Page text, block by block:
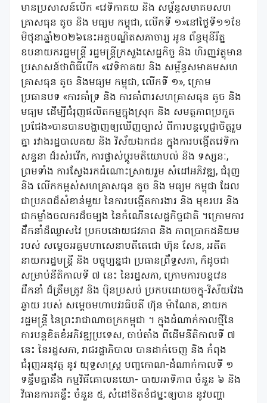
មានប្រសាសន៍បើក «វេទិកាគយ និង សម្ព័ន្ធសមាគមសហ
គ្រាសធុន តូច និង មធ្យម កម្ពុជា, លើកទី ១»នៅថ្ងៃទី១១ខែ
មិថុនាឆ្នាំ២០២៦នេះអគ្គបណ្ឌិតសភាចារ្យ អូន ព័ន្ធមុនីរ័ត្ន
ឧបនាយករដ្ឋមន្ត្រី រដ្ឋមន្ត្រីក្រសួងសេដ្ឋកិច្ច និង ហិរញ្ញវត្ថុមាន
ប្រសាសន៍ថាពិធីបើក «វេទិកាគយ និង សម្ព័ន្ធសមាគមសហ
គ្រាសធុន តូច និងមធ្យម កម្ពុជា, លើកទី ១», ក្រោម
ប្រធានបទ «ការគាំទ្រ និង ការគាំពារសហគ្រាសធុន តូច និង
មធ្យម ដើម្បីជំរុញផលិតកម្មក្នុងស្រុក និង សមត្ថភាពប្រកួត
ប្រជែង»បានបានបង្ហាញឲ្យឃើញច្បាស់ ពីការបន្តប្តេជ្ញាចិត្តរួម
គ្នា រវាងរដ្ឋបាល​គយ និង វិស័យឯកជន ក្នុងការបង្កើតវេទិកា
សន្ទនា ដ៏រស់រវើក, ការផ្លាស់ប្តូរមតិយោបល់ និង ទស្សនៈ,
ព្រមទាំង ការស្វែងរកដំណោះស្រាយរួម សំដៅអភិវឌ្ឍ, ជំរុញ
និង លើកកម្ពស់សហគ្រាសធុន តូច និង មធ្យម កម្ពុជា ដែល
ជាប្រភពដ៏សំខាន់មួយ នៃការបង្កើតការងារ និង មុខរបរ និង
ជាកម្លាំងចលករដ៏ចម្បង នៃកំណើនសេដ្ឋកិច្ចជាតិ ។ក្រោមការ
ដឹកនាំដ៏ឈ្លាសវៃ ប្រកបដោយជវភាព និង ភាពប្រាកដនិយម
របស់ សម្តេចអគ្គមហាសេនាបតីតេជោ ហ៊ុន សែន, អតីត
នាយករដ្ឋមន្រ្តី និង បច្ចុប្បន្នជា ប្រធានព្រឹទ្ធសភា, ក៏ដូចជា
សម្រាប់នីតិកាលទី ៧ នេះ នៃរដ្ឋសភា, ក្រោមការបន្តវេន
ដឹកនាំ ដ៏ត្រឹមត្រូវ និង ប៉ិនប្រសប់ ប្រកបដោយចក្ខុ-វិស័យវែង
ឆ្ងាយ របស់ សម្តេចមហាបវរធិបតី ហ៊ុន ម៉ាណែត, នាយក
រដ្ឋមន្រ្តី នៃព្រះរាជាណាចក្រកម្ពុជា ។ ក្នុងដំណាក់កាលថ្មីនៃ
ការបន្តខិតខំអភិវឌ្ឍប្រទេស, ចាប់តាំង ពីដើមនីតិកាលទី ៧
នេះ នៃរដ្ឋសភា, រាជរដ្ឋាភិបាល បានដាក់ចេញ និង កំពុង​
ជំរុញអនុវត្ត នូវ យុទ្ធសាស្ត្រ បញ្ចកោណ-ដំណាក់កាលទី ១
ទន្ទឹមគ្នានឹង កម្មវិធីគោលនយោ- បាយអាទិភាព ចំនួន ៦ និង
វិធានការគន្លឹះ ចំនួន ៥, សំដៅខិតខំ​ជម្នះឲ្យបាន ​នូវបញ្ហា